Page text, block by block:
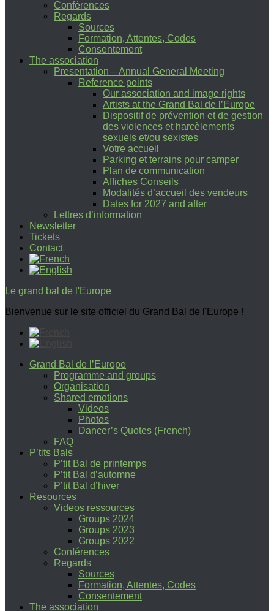
Conférences
Regards
Sources
Formation, Attentes, Codes
Consentement
The association
Presentation – Annual General Meeting
Reference points
Our association and image rights
Artists at the Grand Bal de l’Europe
Dispositif de prévention et de gestion
des violences et harcèlements
sexuels et/ou sexistes
Votre accueil
Parking et terrains pour camper
Plan de communication
Affiches Conseils
Modalités d’accueil des vendeurs
Dates for 2027 and after
Lettres d’information
Newsletter
Tickets
Contact
Le grand bal de l'Europe
Bienvenue sur le site officiel du Grand Bal de l'Europe !
Grand Bal de l’Europe
Programme and groups
Organisation
Shared emotions
Videos
Photos
Dancer’s Quotes (French)
FAQ
P’tits Bals
P’tit Bal de printemps
P’tit Bal d’automne
P’tit Bal d’hiver
Resources
Videos ressources
Groups 2024
Groups 2023
Groups 2022
Conférences
Regards
Sources
Formation, Attentes, Codes
Consentement
The association